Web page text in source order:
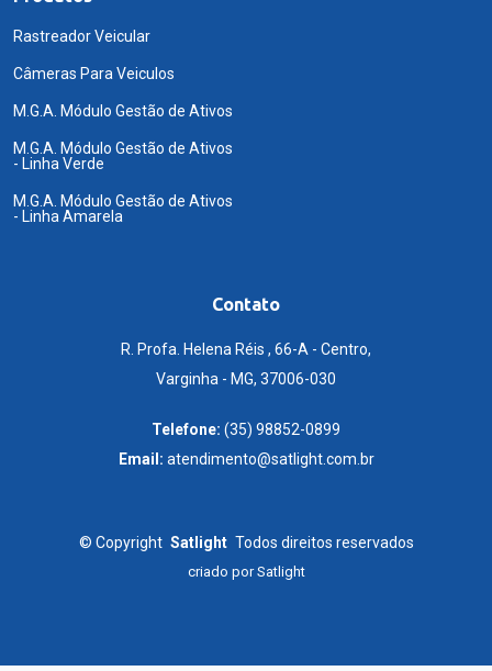
Rastreador Veicular
Câmeras Para Veiculos
M.G.A. Módulo Gestão de Ativos
M.G.A. Módulo Gestão de Ativos
- Linha Verde
M.G.A. Módulo Gestão de Ativos
- Linha Amarela
Contato
R. Profa. Helena Réis , 66-A - Centro,
Varginha - MG, 37006-030
Telefone: (35) 98852-0899
Email: atendimento@satlight.com.br
© Copyright Satlight Todos direitos reservados
criado porSatlight